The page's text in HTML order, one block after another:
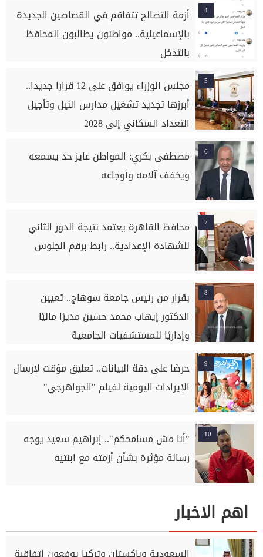
4
أزمة التصالح تتفاقم في القصاصين الجديدة
بالإسماعيلية.. مواطنون يطالبون المحافظ
بالتدخل
5
مجلس الوزراء يوافق على 12 قرارا جديدا..
أبرزها تجديد تشغيل مدارس النيل وتأجيل
التعداد السكاني إلى 2028
6
مصطفى بكري: المواطن عايز حد يسمعه
ويخفف آلامه وأوجاعه
7
محافظ القاهرة يعتمد نتيجة الدور الثاني
للشهادة الإعدادية.. رابط برقم الجلوس
8
بقرار من رئيس جامعة سوهاج.. تعيين
الدكتور إيهاب محمد حسين مديرًا ماليًا
وإداريًا للمستشفيات الجامعية
9
حرصًا على دقة البيانات.. تعليق مؤقت لإرسال
الإيرادات اليومية لفيلم "الجواهرجي"
10
"أنا مش مسامحكم".. إبراهيم سعيد يوجه
رسالة مؤثرة بشأن أزمته مع ابنتيه
اهم الاخبار